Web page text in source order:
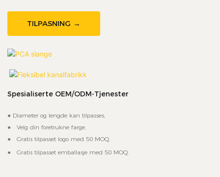
TILPASNING →
Spesialiserte OEM/ODM-Tjenester
● Diameter og lengde kan tilpasses,
●
Velg din foretrukne farge.
●
Gratis tilpasset logo med 50 MOQ.
●
Gratis tilpasset emballasje med 50 MOQ.